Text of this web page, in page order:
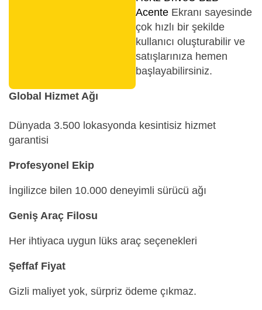
AcenteEkranı sayesinde
çok hızlı bir şekilde
kullanıcı oluşturabilir ve
satışlarınıza hemen
başlayabilirsiniz.
Global Hizmet Ağı
Dünyada 3.500 lokasyonda kesintisiz hizmet
garantisi
Profesyonel Ekip
İngilizce bilen 10.000 deneyimli sürücü ağı
Geniş Araç Filosu
Her ihtiyaca uygun lüks araç seçenekleri
Şeffaf Fiyat
Gizli maliyet yok, sürpriz ödeme çıkmaz.